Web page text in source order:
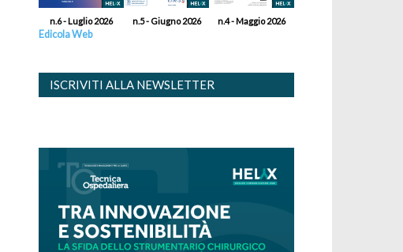
n.6 - Luglio 2026 n.5 - Giugno 2026 n.4 - Maggio 2026
Edicola Web
ISCRIVITI ALLA NEWSLETTER